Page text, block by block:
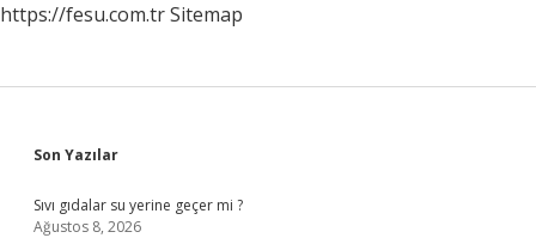
https://fesu.com.trSitemap
Sidebar
Son Yazılar
Sıvı gıdalar su yerine geçer mi ?
Ağustos 8, 2026